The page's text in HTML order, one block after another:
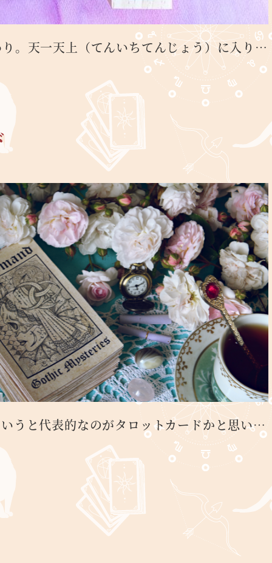
。天一天上（てんいちてんじょう）に入り…
うと代表的なのがタロットカードかと思い…